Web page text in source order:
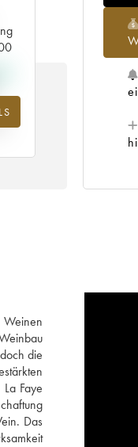
Weinen
die
Faye
Das